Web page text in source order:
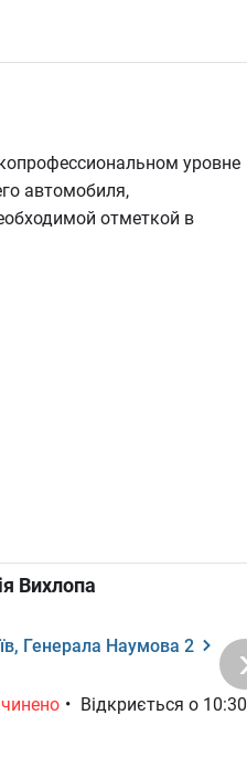
уровне
автомобиля,
отметкой в
Вихлопа
Генерала Наумова 2
• Відкриється о 10:30